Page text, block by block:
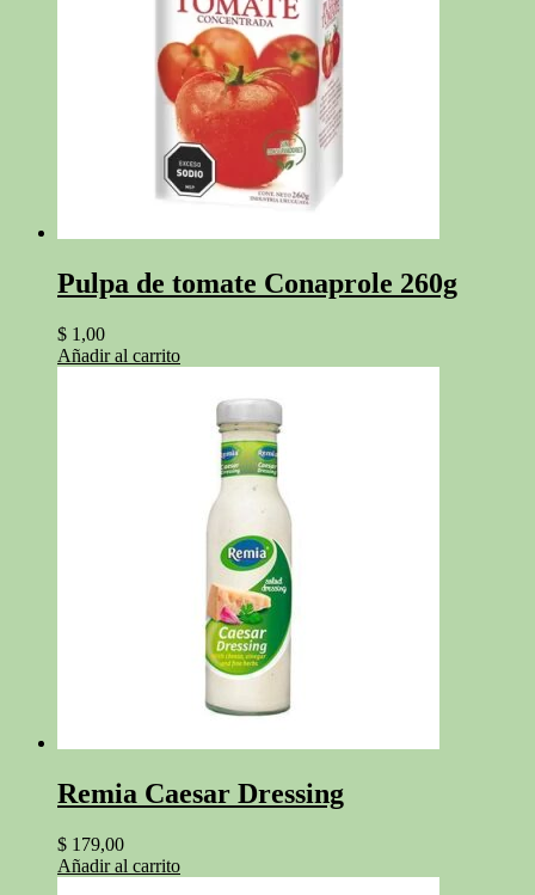
Pulpa de tomate Conaprole 260g
$ 1,00
Añadir al carrito
Remia Caesar Dressing
$ 179,00
Añadir al carrito